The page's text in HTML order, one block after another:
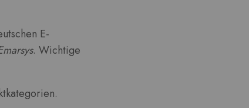
E-
. Wichtige